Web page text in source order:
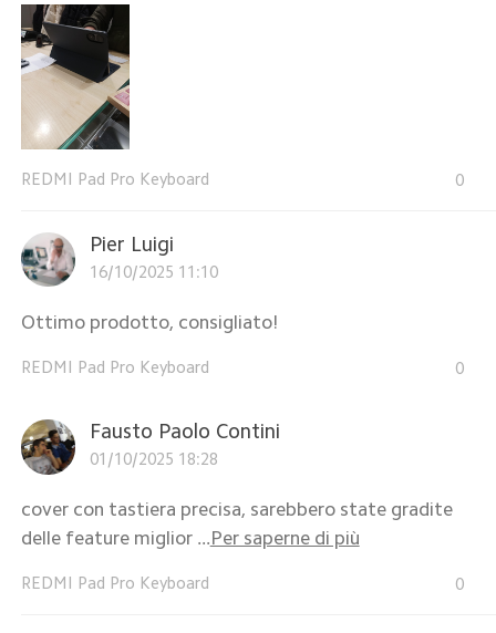
REDMI Pad Pro Keyboard 0
Pier Luigi
16/10/2025 11:10
Ottimo prodotto, consigliato!
REDMI Pad Pro Keyboard 0
Fausto Paolo Contini
01/10/2025 18:28
cover con tastiera precisa, sarebbero state gradite
delle feature miglior ... Per saperne di più
REDMI Pad Pro Keyboard 0